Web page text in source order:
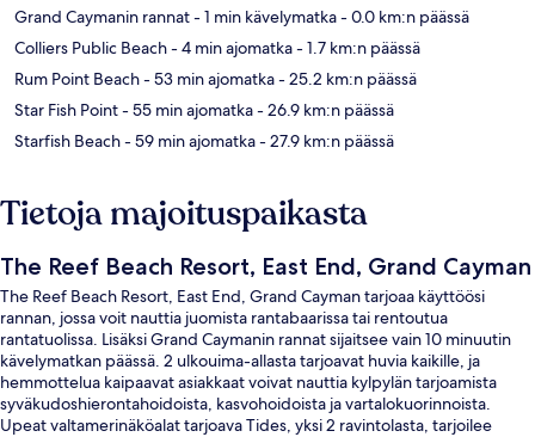
Grand Caymanin rannat- 1 min kävelymatka- 0.0 km:n päässä
Colliers Public Beach- 4 min ajomatka- 1.7 km:n päässä
Rum Point Beach- 53 min ajomatka- 25.2 km:n päässä
Star Fish Point- 55 min ajomatka- 26.9 km:n päässä
Starfish Beach- 59 min ajomatka- 27.9 km:n päässä
Tietoja majoituspaikasta
The Reef Beach Resort, East End, Grand Cayman
The Reef Beach Resort, East End, Grand Cayman tarjoaa käyttöösi
rannan, jossa voit nauttia juomista rantabaarissa tai rentoutua
rantatuolissa. Lisäksi Grand Caymanin rannat sijaitsee vain 10 minuutin
kävelymatkan päässä. 2 ulkouima-allasta tarjoavat huvia kaikille, ja
hemmottelua kaipaavat asiakkaat voivat nauttia kylpylän tarjoamista
syväkudoshierontahoidoista, kasvohoidoista ja vartalokuorinnoista.
Upeat valtamerinäköalat tarjoava Tides, yksi 2 ravintolasta, tarjoilee